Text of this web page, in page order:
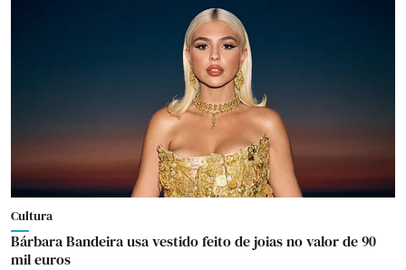
Cultura
Bárbara Bandeira usa vestido feito de joias no valor de 90
mil euros